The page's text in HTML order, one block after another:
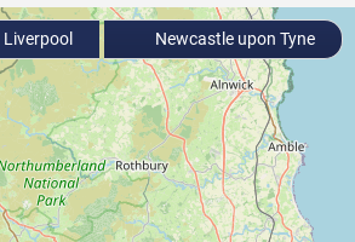
Liverpool Newcastle upon Tyne